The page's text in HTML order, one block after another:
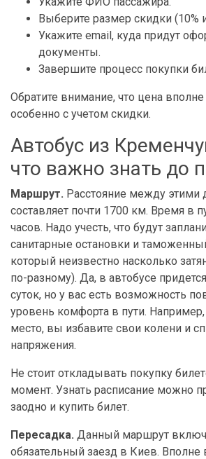
Выберите размер скидки (10%
Укажите email, куда придут
документы.
Завершите процесс покупки
Обратите внимание, что цена вполне
особенно с учетом скидки.
Автобус из
что важно знать до
Маршрут. Расстояние между этими
составляет почти 1700 км. Время в
часов. Надо учесть, что будут
санитарные остановки и
который неизвестно насколько
по-разному). Да, в автобусе
суток, но у вас есть возможность
уровень комфорта в пути.
место, вы избавите свои колени и
напряжения.
Не стоит откладывать покупку
момент. Узнать расписание можно
заодно и купить билет.
Пересадка. Данный маршрут
обязательный заезд в Киев.